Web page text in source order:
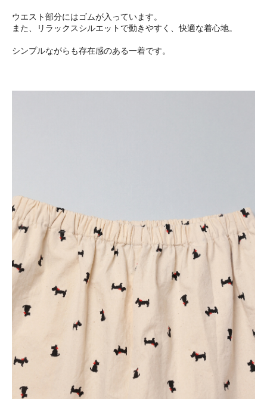
ウエスト部分にはゴムが入っています。
また、リラックスシルエットで動きやすく、快適な着心地。
シンプルながらも存在感のある一着です。